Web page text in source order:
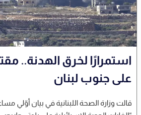
على جنوب لبنان
قالت وزارة الصحة اللبنانية في بيان أوّلي مساء